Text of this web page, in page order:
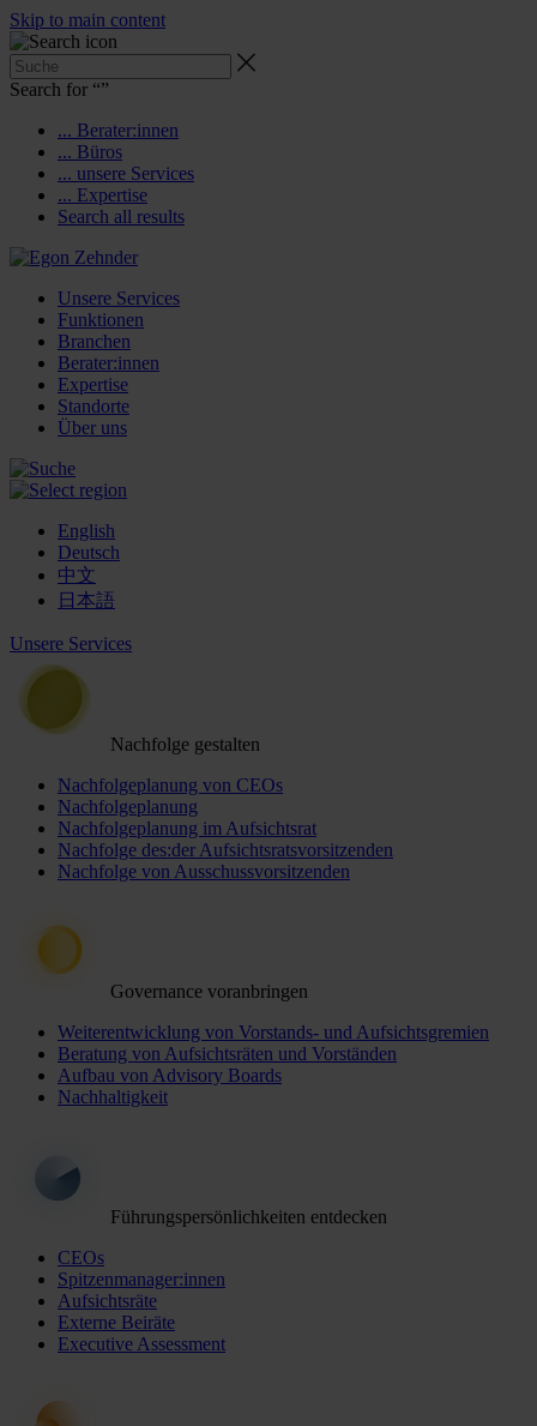
Skip to main content
Search for “”
... Berater:innen
... Büros
... unsere Services
... Expertise
Search all results
Unsere Services
Funktionen
Branchen
Berater:innen
Expertise
Standorte
Über uns
English
Deutsch
中文
日本語
Unsere Services
Nachfolge gestalten
Nachfolgeplanung von CEOs
Nachfolgeplanung
Nachfolgeplanung im Aufsichtsrat
Nachfolge des:der Aufsichtsratsvorsitzenden
Nachfolge von Ausschussvorsitzenden
Governance voranbringen
Weiterentwicklung von Vorstands- und Aufsichtsgremien
Beratung von Aufsichtsräten und Vorständen
Aufbau von Advisory Boards
Nachhaltigkeit
Führungspersönlichkeiten entdecken
CEOs
Spitzenmanager:innen
Aufsichtsräte
Externe Beiräte
Executive Assessment